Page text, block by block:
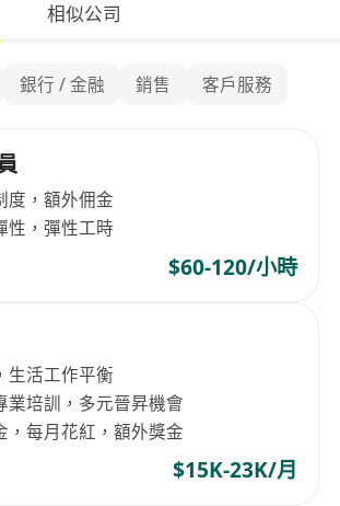
相似公司
銀行 / 金融 銷售 客戶服務
度，額外佣金
性，彈性工時
$60-120/小時
生活工作平衡
業培訓，多元晉昇機會
，每月花紅，額外獎金
$15K-23K/月